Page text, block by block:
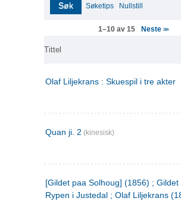
Søk Søketips Nullstill
1–10 av 15 Neste>>
Tittel
Olaf Liljekrans : Skuespil i tre akter
Quan ji. 2 (kinesisk)
[Gildet paa Solhoug] (1856) ; Gildet
Rypen i Justedal ; Olaf Liljekrans